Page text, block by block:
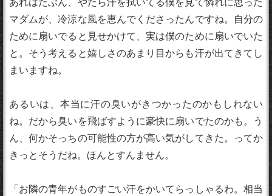
マダムが、冷涼な風を恵んでくださったんですね。自分の
ために扇いでると見せかけて、実は僕のために扇いでいた
と。そう考えると嬉しさのあまり目からも汗が出てきてし
まいますね。
あるいは、本当に汗の臭いがきつかったのかもしれない
ね。だから臭いを飛ばすように豪快に扇いでたのかも。う
ん、何かそっちの可能性の方が高い気がしてきた。ってか
きっとそうだね。ほんとすんません。
「お隣の青年がものすごい汗をかいてらっしゃるわ。相当